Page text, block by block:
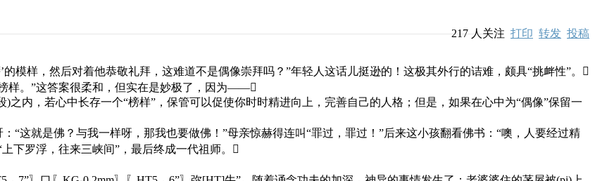
217人关注 打印 转发 投稿
样，然后对着他恭敬礼拜，这难道不是偶像崇拜吗？”年轻人这话儿挺逊的！这极其外行的诘难，颇具“挑衅性”。
。”这答案很柔和，但实在是妙极了，因为——
，若心中长存一个“榜样”，保管可以促使你时时精进向上，完善自己的人格；但是，如果在心中为“偶像”保留一
就是佛？与我一样呀，那我也要做佛！”母亲惊赫得连叫“罪过，罪过！”后来这小孩翻看佛书：“噢，人要经过精
下罗浮，往来三峡间”，最后终成一代祖师。